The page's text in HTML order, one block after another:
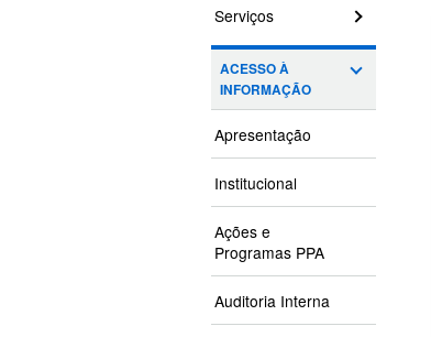
Serviços
ACESSO À
INFORMAÇÃO
Apresentação
Institucional
Ações e
Programas PPA
Auditoria Interna